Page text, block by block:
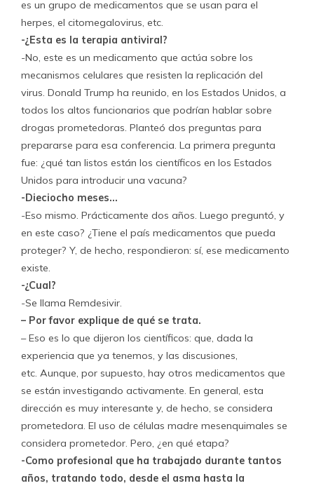
es un grupo de medicamentos que se usan para el
herpes, el citomegalovirus, etc.
-¿Esta es la terapia antiviral?
-No, este es un medicamento que actúa sobre los
mecanismos celulares que resisten la replicación del
virus. Donald Trump ha reunido, en los Estados Unidos, a
todos los altos funcionarios que podrían hablar sobre
drogas prometedoras. Planteó dos preguntas para
prepararse para esa conferencia. La primera pregunta
fue: ¿qué tan listos están los científicos en los Estados
Unidos para introducir una vacuna?
-Dieciocho meses…
-Eso mismo. Prácticamente dos años. Luego preguntó, y
en este caso? ¿Tiene el país medicamentos que pueda
proteger? Y, de hecho, respondieron: sí, ese medicamento
existe.
-¿Cual?
-Se llama Remdesivir.
– Por favor explique de qué se trata.
– Eso es lo que dijeron los científicos: que, dada la
experiencia que ya tenemos, y las discusiones,
etc. Aunque, por supuesto, hay otros medicamentos que
se están investigando activamente. En general, esta
dirección es muy interesante y, de hecho, se considera
prometedora. El uso de células madre mesenquimales se
considera prometedor. Pero, ¿en qué etapa?
-Como profesional que ha trabajado durante tantos
años, tratando todo, desde el asma hasta la